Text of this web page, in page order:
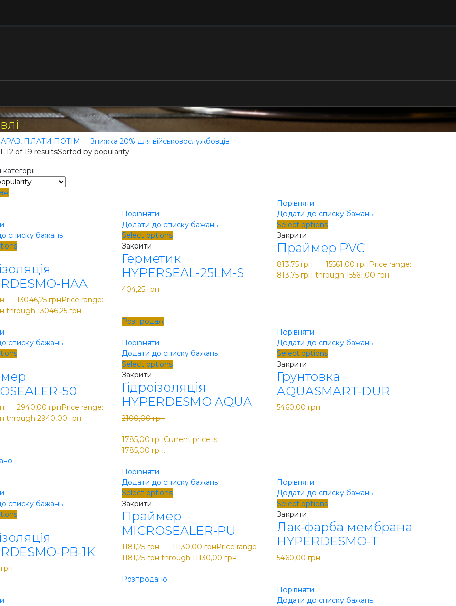
ПЛАТИ ПОТІМ
Знижка 20% для військовослужбовців
of 19 resultsSorted by popularity
списку бажань
HAA
13046,25 грнPrice range:
through 13046,25 грн
Порівняти
Додати до списку бажань
Select options
Закрити
Герметик
HYPERSEAL-25LM-S
404,25 грн
Порівняти
Додати до списку бажань
Select options
Закрити
Праймер PVC
813,75грн 15561,00грнPrice range:
813,75 грн through 15561,00 грн
списку бажань
50
2940,00 грнPrice range:
through 2940,00 грн
Розпродаж
Порівняти
Додати до списку бажань
Select options
Закрити
Гідроізоляція
HYPERDESMO AQUA
2100,00грн
1785,00 грнCurrent price is:
1785,00 грн.
Порівняти
Додати до списку бажань
Select options
Закрити
Грунтовка
AQUASMART-DUR
5460,00грн
списку бажань
PB-1K
грн
Порівняти
Додати до списку бажань
Select options
Закрити
Праймер
MICROSEALER-PU
1181,25 грн 11130,00 грнPrice range:
1181,25 грн through 11130,00 грн
Порівняти
Додати до списку бажань
Select options
Закрити
Лак-фарба мембрана
HYPERDESMO-T
5460,00грн
Розпродано
Порівняти
Додати до списку бажань